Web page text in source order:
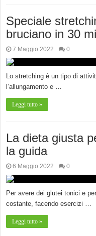
Speciale
bruciano in 30
7 Maggio 2022 0
Lo stretching è un tipo di
l’allungamento e …
Leggi tutto »
La dieta giusta
la guida
6 Maggio 2022 0
Per avere dei glutei tonici e
costante, facendo esercizi …
Leggi tutto »